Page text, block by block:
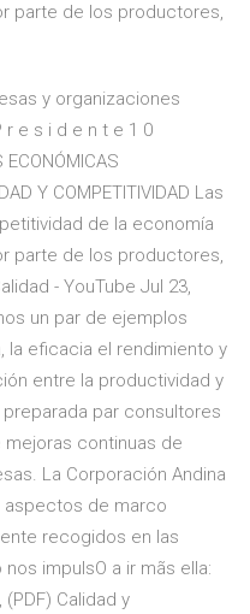
parte de los productores,
y organizaciones
r e s i d e n t e 1 0
ECONÓMICAS
Y COMPETITIVIDAD Las
de la economía
parte de los productores,
- YouTube Jul 23,
un par de ejemplos
la eficacia el rendimiento y
entre la productividad y
par consultores
continuas de
La Corporación Andina
aspectos de marco
recogidos en las
impulsO a ir mãs ella:
Calidad y